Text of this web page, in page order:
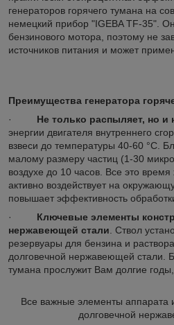
генераторов горячего тумана на
немецкий прибор "IGEBA TF-35".
бензинового мотора, поэтому не
источников питания и может
Преимущества генератора
· Не только распыляет, но и
энергии двигателя внутреннего
взвеси до температуры 40-60 °С.
малому размеру частиц (1-30
воздухе до 10 часов. Все это
активно воздействует на
повышает эффективность
· Ключевые элементы
нержавеющей стали . Ствол
резервуары для бензина и
долговечной нержавеющей стали.
тумана прослужит Вам долгие
Все важные элементы аппарата
долговечной